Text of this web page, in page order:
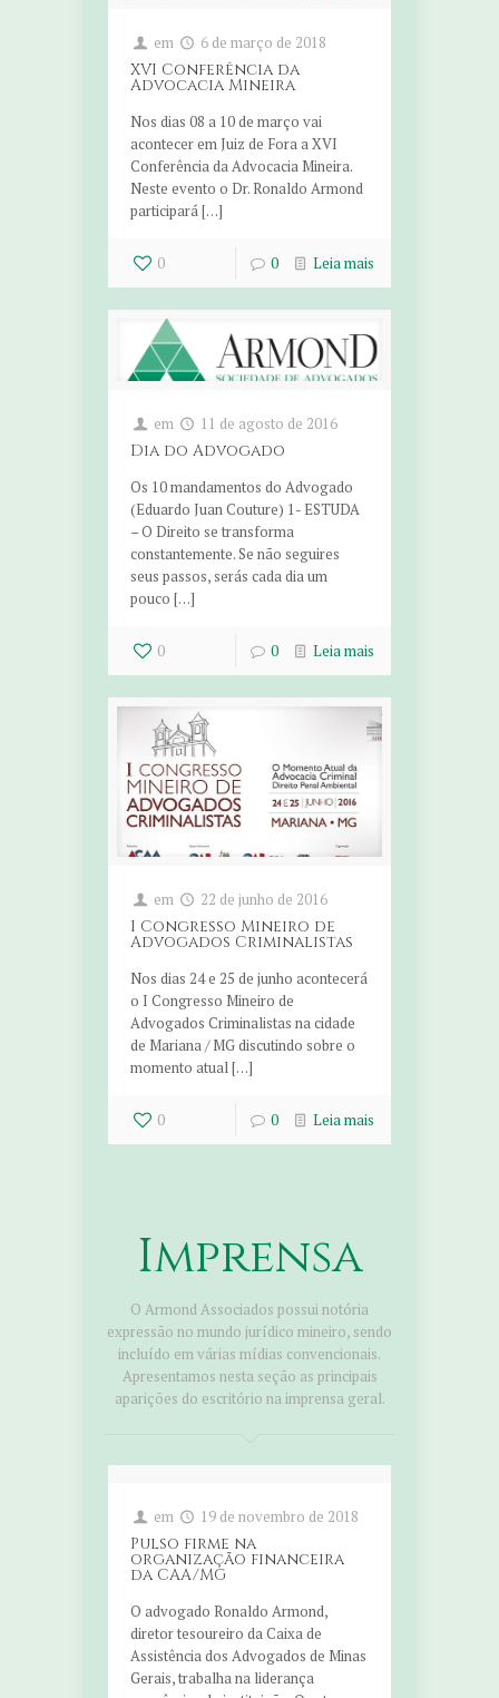
em 6 de março de 2018
XVI Conferência da
Advocacia Mineira
Nos dias 08 a 10 de março vai
acontecer em Juiz de Fora a XVI
Conferência da Advocacia Mineira.
Neste evento o Dr. Ronaldo Armond
participará […]
0 0 Leia mais
em 11 de agosto de 2016
Dia do Advogado
Os 10 mandamentos do Advogado
(Eduardo Juan Couture) 1- ESTUDA
– O Direito se transforma
constantemente. Se não seguires
seus passos, serás cada dia um
pouco […]
0 0 Leia mais
em 22 de junho de 2016
I Congresso Mineiro de
Advogados Criminalistas
Nos dias 24 e 25 de junho acontecerá
o I Congresso Mineiro de
Advogados Criminalistas na cidade
de Mariana / MG discutindo sobre o
momento atual […]
0 0 Leia mais
Imprensa
O Armond Associados possui notória
expressão no mundo jurídico mineiro, sendo
incluído em várias mídias convencionais.
Apresentamos nesta seção as principais
aparições do escritório na imprensa geral.
em 19 de novembro de 2018
Pulso firme na
organização financeira
da CAA/MG
O advogado Ronaldo Armond,
diretor tesoureiro da Caixa de
Assistência dos Advogados de Minas
Gerais, trabalha na liderança